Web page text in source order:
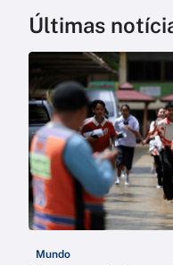
Últimas
Mundo